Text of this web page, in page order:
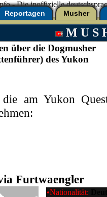
Reportagen Musher
M U S
über die Dogmusher
des Yukon
am Yukon
Furtwaengler
•Nationalität: